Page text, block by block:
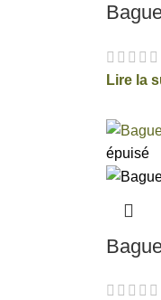
Lire la
épuisé